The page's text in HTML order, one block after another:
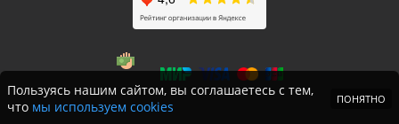
Пользуясь нашим сайтом, вы соглашаетесь с тем,
что мы используем cookies ПОНЯТНО